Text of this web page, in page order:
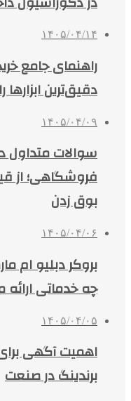
۱۴۰۵/۰۴/۱۴
راهنمای جامع
دقیق‌ترین ابزارها
۱۴۰۵/۰۴/۰۹
سوالات متداول
فروشگاهی؛ از
بوق زدن
۱۴۰۵/۰۴/۰۶
چه خدماتی
۱۴۰۵/۰۴/۰۵
اهمیت آگهی
برندینگ در صنعت